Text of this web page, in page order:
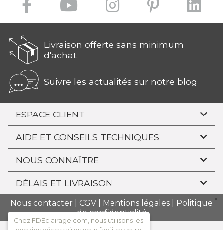
Livraison offerte sans minimum
d'achat
Suivre les actualités sur notre blog
ESPACE CLIENT
AIDE ET CONSEILS TECHNIQUES
NOUS CONNAÎTRE
DÉLAIS ET LIVRAISON
Nous contacter CGV Mentions légales
Politique
de confidentialité
Chez FDEclairage.com, nous utilisons les